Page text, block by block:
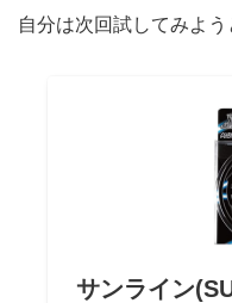
自分は次回試してみよ
サンライン